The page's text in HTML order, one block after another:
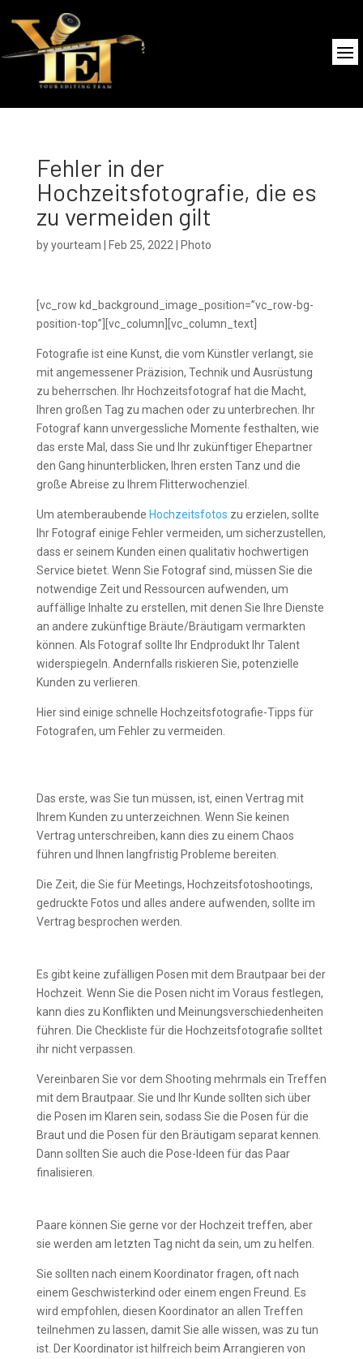
Fehler in der
Hochzeitsfotografie, die es
zu vermeiden gilt
byyourteam Feb 25, 2022 Photo
[vc_row kd_background_image_position=”vc_row-bg-
position-top”][vc_column][vc_column_text]
Fotografie ist eine Kunst, die vom Künstler verlangt, sie
mit angemessener Präzision, Technik und Ausrüstung
zu beherrschen. Ihr Hochzeitsfotograf hat die Macht,
Ihren großen Tag zu machen oder zu unterbrechen. Ihr
Fotograf kann unvergessliche Momente festhalten, wie
das erste Mal, dass Sie und Ihr zukünftiger Ehepartner
den Gang hinunterblicken, Ihren ersten Tanz und die
große Abreise zu Ihrem Flitterwochenziel.
Um atemberaubende Hochzeitsfotos zu erzielen, sollte
Ihr Fotograf einige Fehler vermeiden, um sicherzustellen,
dass er seinem Kunden einen qualitativ hochwertigen
Service bietet. Wenn Sie Fotograf sind, müssen Sie die
notwendige Zeit und Ressourcen aufwenden, um
auffällige Inhalte zu erstellen, mit denen Sie Ihre Dienste
an andere zukünftige Bräute/Bräutigam vermarkten
können. Als Fotograf sollte Ihr Endprodukt Ihr Talent
widerspiegeln. Andernfalls riskieren Sie, potenzielle
Kunden zu verlieren.
Hier sind einige schnelle Hochzeitsfotografie-Tipps für
Fotografen, um Fehler zu vermeiden.
Das erste, was Sie tun müssen, ist, einen Vertrag mit
Ihrem Kunden zu unterzeichnen. Wenn Sie keinen
Vertrag unterschreiben, kann dies zu einem Chaos
führen und Ihnen langfristig Probleme bereiten.
Die Zeit, die Sie für Meetings, Hochzeitsfotoshootings,
gedruckte Fotos und alles andere aufwenden, sollte im
Vertrag besprochen werden.
Es gibt keine zufälligen Posen mit dem Brautpaar bei der
Hochzeit. Wenn Sie die Posen nicht im Voraus festlegen,
kann dies zu Konflikten und Meinungsverschiedenheiten
führen. Die Checkliste für die Hochzeitsfotografie solltet
ihr nicht verpassen.
Vereinbaren Sie vor dem Shooting mehrmals ein Treffen
mit dem Brautpaar. Sie und Ihr Kunde sollten sich über
die Posen im Klaren sein, sodass Sie die Posen für die
Braut und die Posen für den Bräutigam separat kennen.
Dann sollten Sie auch die Pose-Ideen für das Paar
finalisieren.
Paare können Sie gerne vor der Hochzeit treffen, aber
sie werden am letzten Tag nicht da sein, um zu helfen.
Sie sollten nach einem Koordinator fragen, oft nach
einem Geschwisterkind oder einem engen Freund. Es
wird empfohlen, diesen Koordinator an allen Treffen
teilnehmen zu lassen, damit Sie alle wissen, was zu tun
ist. Der Koordinator ist hilfreich beim Arrangieren von